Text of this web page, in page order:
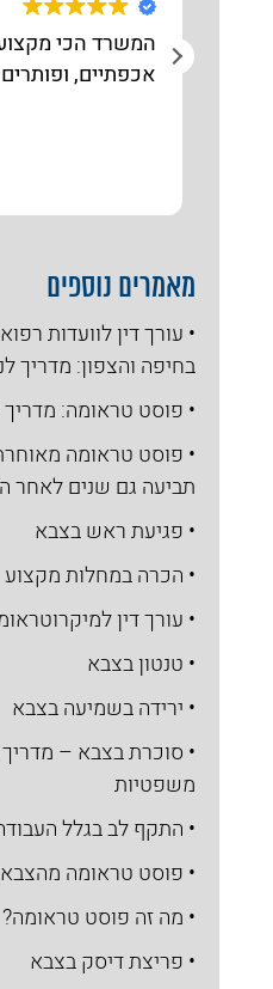
המשרד הכי
אכפתיים,
מאמרים נוספים
• עורך דין לוועדות
בחיפה והצפון: מדריך
• פוסט טראומה: מדריך
• פוסט טראומה
תביעה גם שנים לאחר
• פגיעת ראש בצבא
• הכרה במחלות מקצוע
• עורך דין
• טנטון בצבא
• ירידה בשמיעה בצבא
• סוכרת בצבא – מדריך
משפטיות
• התקף לב בגלל
• פוסט טראומה מהצבא
• מה זה פוסט טראומה?
• פריצת דיסק בצבא